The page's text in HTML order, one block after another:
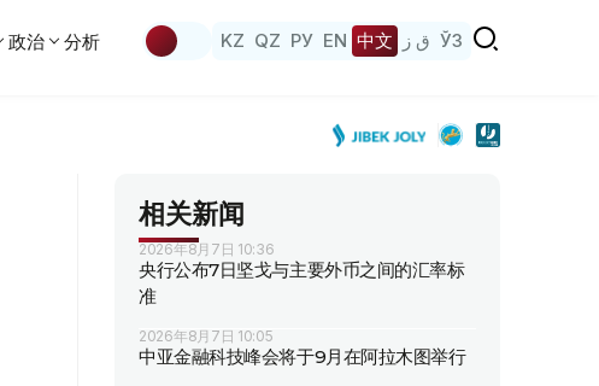
政治 分析 KZ QZ РУ EN 中文 ق ز ЎЗ
相关新闻
2026年8月7日 10:36
央行公布7日坚戈与主要外币之间的汇率标
准
2026年8月7日 10:05
中亚金融科技峰会将于9月在阿拉木图举行